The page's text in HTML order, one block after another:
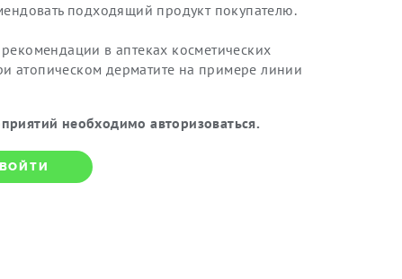
подходящий продукт покупателю.
в аптеках косметических
атопическом дерматите на примере линии
необходимо авторизоваться.
ВОЙТИ